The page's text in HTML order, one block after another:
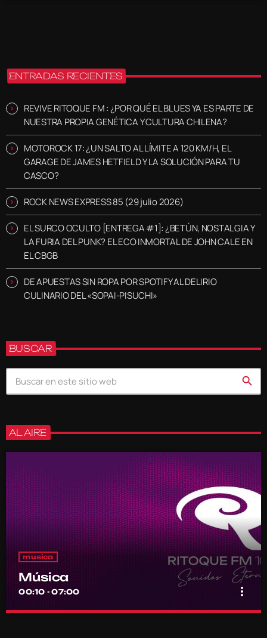
ENTRADAS RECIENTES
REVIVE RITOQUE FM : ¿POR QUÉ EL BLUES YA ES PARTE DE
NUESTRA PROPIA GENÉTICA Y CULTURA CHILENA?
MOTOROCK 17: ¿UN SALTO AL LÍMITE A 120 KM/H, EL
GARAGE DE JAMES HETFIELD Y LA SOLUCIÓN PARA TU
CASCO?
ROCK NEWS EXPRESS 85 (29 julio 2026)
EL SURCO OCULTO [ENTREGA #1]: ¿BETÚN, NOSTALGIA Y
LA FURIA DEL PUNK? EL ECO INMORTAL DE JOHN CALE EN
EL CBGB
DE APUESTAS SIN ROPA POR SPOTIFY AL DELIRIO
CULINARIO DEL «SOPAI-PISUCHI»
BUSCAR
search
AL AIRE
musica
Música
00:10 - 07:00 more_vert